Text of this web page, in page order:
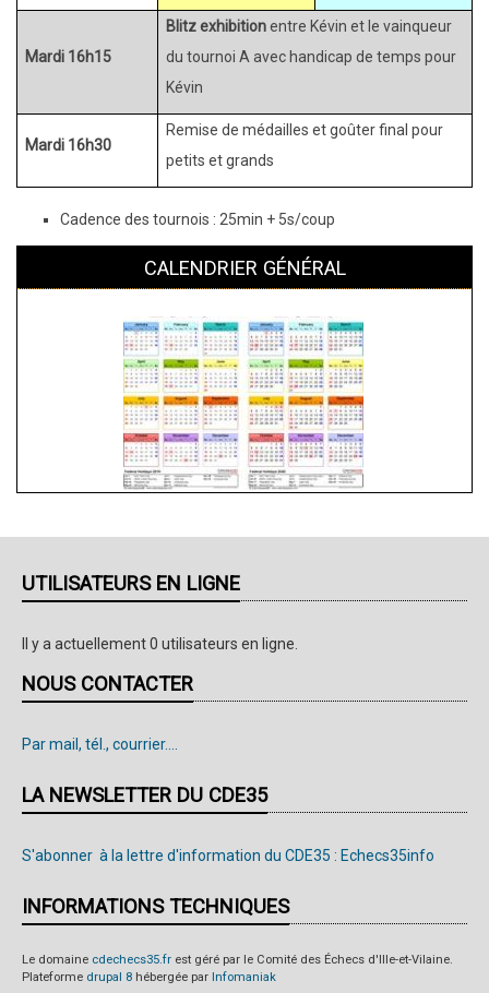
Mardi 16h15
Blitz exhibitionentre Kévin et le vainqueur
du tournoi A avec handicap de temps pour
Kévin
Mardi 16h30
Remise de médailles et goûter final pour
petits et grands
Cadence des tournois : 25min + 5s/coup
CALENDRIER GÉNÉRAL
UTILISATEURS EN LIGNE
Il y a actuellement 0 utilisateurs en ligne.
NOUS CONTACTER
Par mail, tél., courrier....
LA NEWSLETTER DU CDE35
S'abonner à la lettre d'information du CDE35 : Echecs35info
INFORMATIONS TECHNIQUES
Le domaine cdechecs35.fr est géré par le Comité des Échecs d'Ille-et-Vilaine.
Plateforme drupal 8 hébergée par Infomaniak